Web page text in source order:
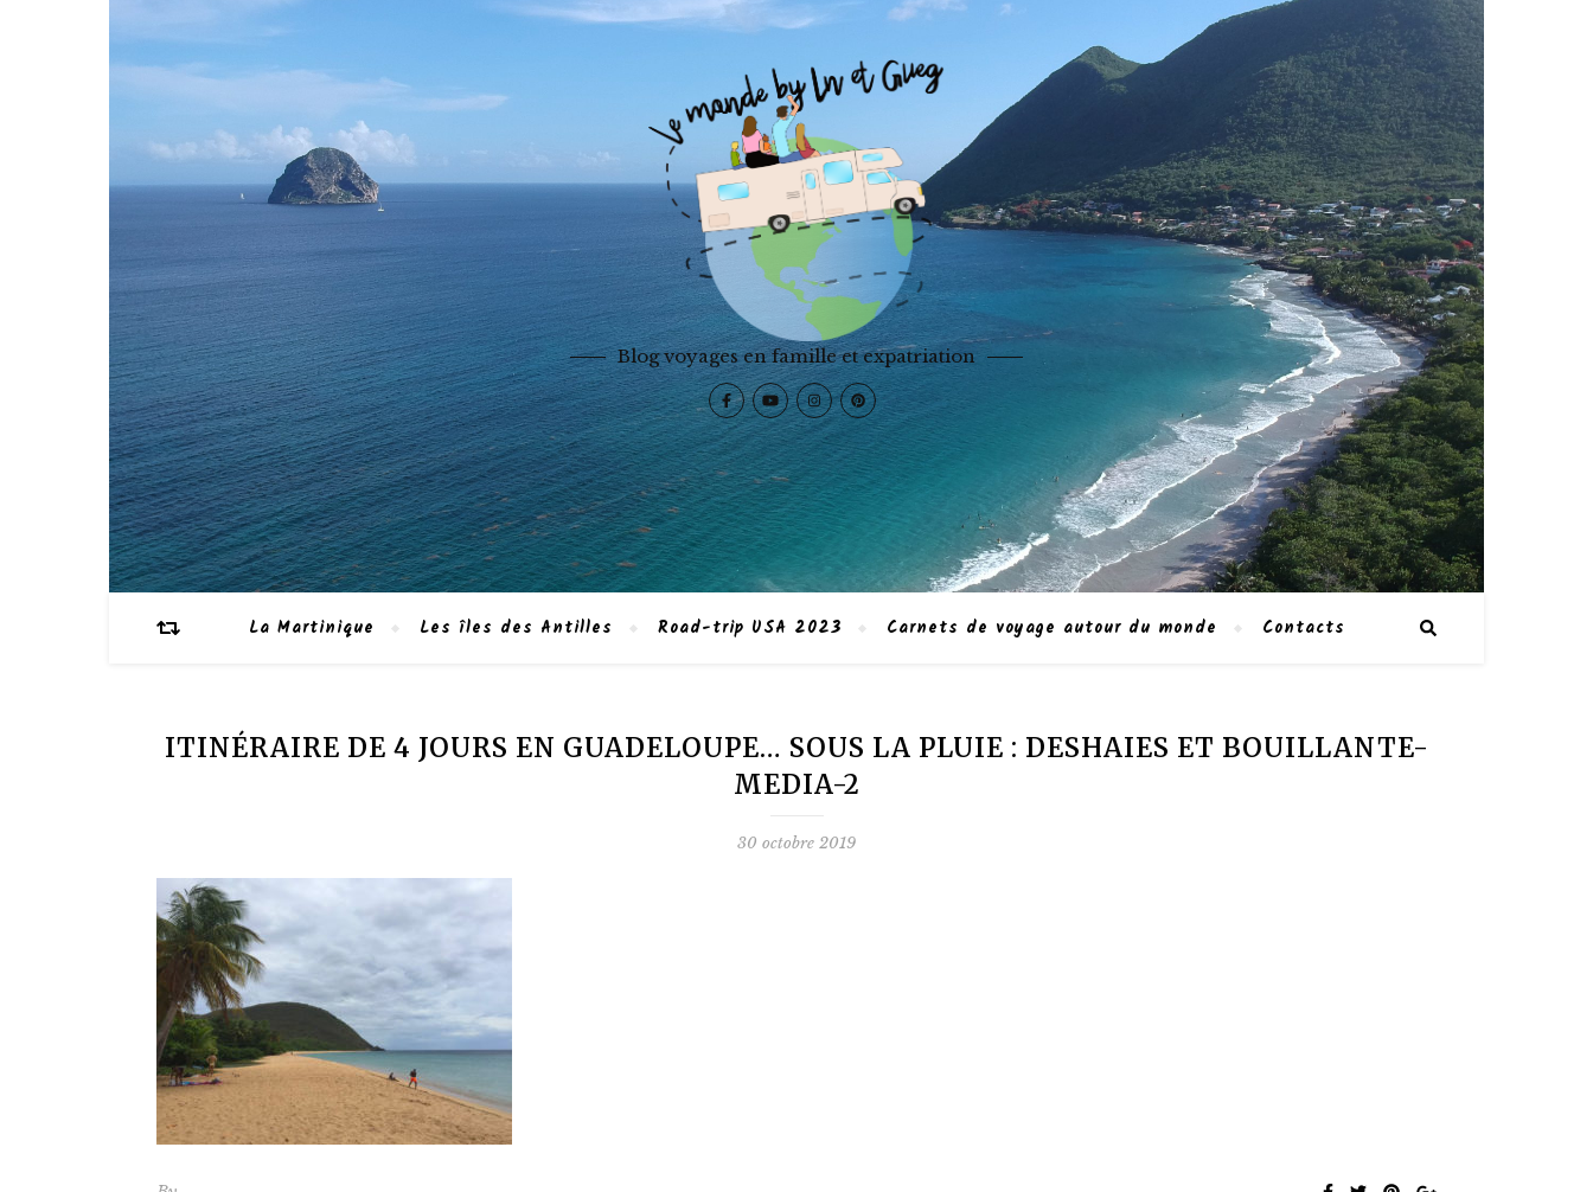
Blog voyages en famille et expatriation
La Martinique Les îles des Antilles Road-trip USA 2023 Carnets de voyage autour du monde Contacts
ITINÉRAIRE DE 4 JOURS EN GUADELOUPE… SOUS LA PLUIE : DESHAIES ET BOUILLANTE-
MEDIA-2
30 octobre 2019